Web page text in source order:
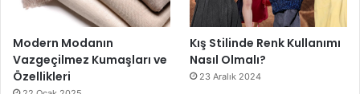
Modern Modanın
Vazgeçilmez Kumaşları ve
Özellikleri
Kış Stilinde Renk Kullanımı
Nasıl Olmalı?
23 Aralık 2024